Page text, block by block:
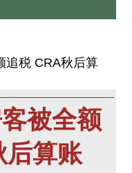
追税 CRA秋后算
被全额
后算账